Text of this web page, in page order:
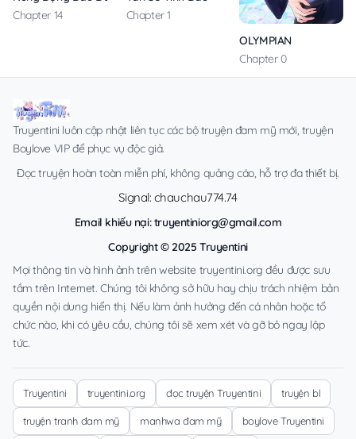
Chapter 14
Chapter 1
OLYMPIAN
Chapter 0
Truyentini luôn cập nhật liên tục các bộ truyện đam mỹ mới, truyện
Boylove VIP để phục vụ độc giả.
Đọc truyện hoàn toàn miễn phí, không quảng cáo, hỗ trợ đa thiết bị.
Signal: chauchau774.74
Email khiếu nại:truyentiniorg@gmail.com
Copyright © 2025 Truyentini
Mọi thông tin và hình ảnh trên website truyentini.org đều được sưu
tầm trên Internet. Chúng tôi không sở hữu hay chịu trách nhiệm bản
quyền nội dung hiển thị. Nếu làm ảnh hưởng đến cá nhân hoặc tổ
chức nào, khi có yêu cầu, chúng tôi sẽ xem xét và gỡ bỏ ngay lập
tức.
Truyentini truyentini.org đọc truyện Truyentini truyện bl
truyện tranh đam mỹ manhwa đam mỹ boylove Truyentini